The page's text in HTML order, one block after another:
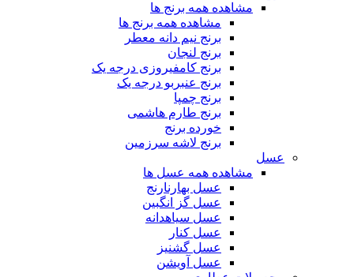
مشاهده همه برنج ها
مشاهده همه برنج ها
برنج نیم دانه معطر
برنج لنجان
برنج کامفیروزی درجه یک
برنج عنبربو درجه یک
برنج چمپا
برنج طارم هاشمی
خورده برنج
برنج لاشه سرزمین
عسل
مشاهده همه عسل ها
عسل بهارنارنج
عسل گز انگبین
عسل سیاهدانه
عسل کنار
عسل گشنیز
عسل آویشن